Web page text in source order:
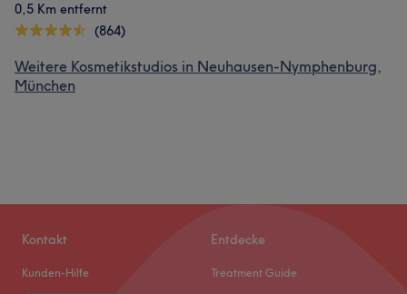
0,5 Km entfernt
(864)
Weitere Kosmetikstudios in Neuhausen-Nymphenburg,
München
Kontakt
Kunden-Hilfe
Entdecke
Treatment Guide